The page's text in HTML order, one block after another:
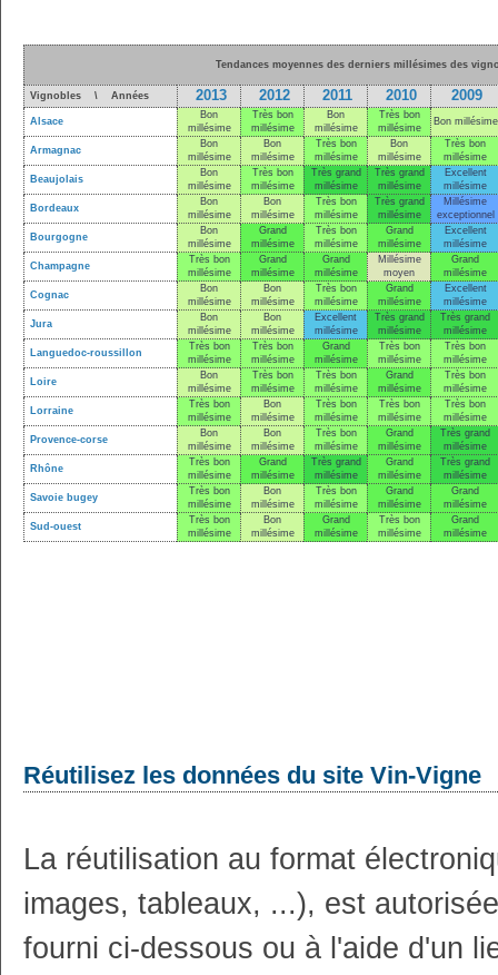
Tendances moyennes des derniers millésimes des
Vignobles \ Années 2013 2012 2011 2010 2009
Alsace
Bon
millésime
Très bon
millésime
Bon
millésime
Très bon
millésime
Bon millésime
Armagnac
Bon
millésime
Bon
millésime
Très bon
millésime
Bon
millésime
Très bon
millésime
Beaujolais
Bon
millésime
Très bon
millésime
Très grand
millésime
Très grand
millésime
Excellent
millésime
Bordeaux
Bon
millésime
Bon
millésime
Très bon
millésime
Très grand
millésime
Millésime
exceptionnel
Bourgogne
Bon
millésime
Grand
millésime
Très bon
millésime
Grand
millésime
Excellent
millésime
Champagne
Très bon
millésime
Grand
millésime
Grand
millésime
Millésime
moyen
Grand
millésime
Cognac
Bon
millésime
Bon
millésime
Très bon
millésime
Grand
millésime
Excellent
millésime
Jura
Bon
millésime
Bon
millésime
Excellent
millésime
Très grand
millésime
Très grand
millésime
Languedoc-roussillon
Très bon
millésime
Très bon
millésime
Grand
millésime
Très bon
millésime
Très bon
millésime
Loire
Bon
millésime
Très bon
millésime
Très bon
millésime
Grand
millésime
Très bon
millésime
Lorraine
Très bon
millésime
Bon
millésime
Très bon
millésime
Très bon
millésime
Très bon
millésime
Provence-corse
Bon
millésime
Bon
millésime
Très bon
millésime
Grand
millésime
Très grand
millésime
Rhône
Très bon
millésime
Grand
millésime
Très grand
millésime
Grand
millésime
Très grand
millésime
Savoie bugey
Très bon
millésime
Bon
millésime
Très bon
millésime
Grand
millésime
Grand
millésime
Sud-ouest
Très bon
millésime
Bon
millésime
Grand
millésime
Très bon
millésime
Grand
millésime
Réutilisez les données du site Vin-Vigne
La réutilisation au format
images, tableaux, ...), est
fourni ci-dessous ou à l'aide d'un